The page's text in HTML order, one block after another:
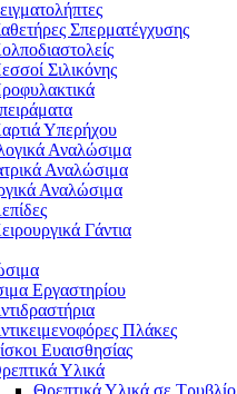
Σπερματέγχυσης
Σιλικόνης
Υπερήχου
Αναλώσιμα
Αναλώσιμα
Αναλώσιμα
Γάντια
Εργαστηρίου
Πλάκες
Ευαισθησίας
Υλικά
Θρεπτικά Υλικά σε Τρυβλίο